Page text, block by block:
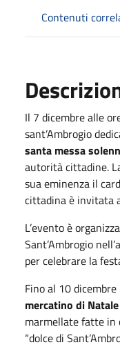
Contenuti
Il 7 dicembre alle
sant’Ambrogio
santa messa
autorità cittadine.
sua eminenza il
cittadina è invitata
L’evento è
Sant’Ambrogio
per celebrare la
Fino al 10
mercatino di Natale
marmellate fatte in
“dolce di